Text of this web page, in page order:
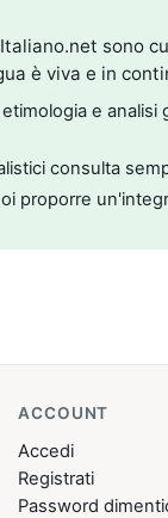
sono
è viva e in
e
consulta
proporre
ACCOUNT
Accedi
Registrati
Password